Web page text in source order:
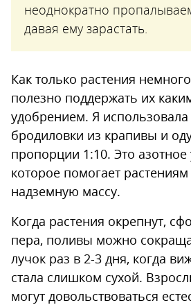
неоднократно
давая ему зарастать.
Как только растения
полезно поддержать их
удобрением. Я
бродиловки из крапивы и
пропорции 1:10. Это азотное
которое помогает
надземную массу.
Когда растения окрепнут,
пера, поливы можно
лучок раз в 2-3 дня, когда
стала слишком сухой.
могут довольствоваться